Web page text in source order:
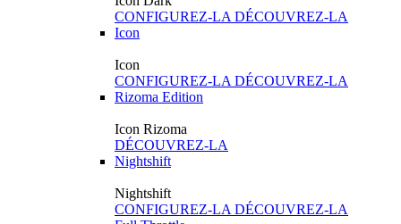
CONFIGUREZ-LA DÉCOUVREZ-LA
Icon
Icon
CONFIGUREZ-LA DÉCOUVREZ-LA
Rizoma Edition
Icon Rizoma
DÉCOUVREZ-LA
Nightshift
Nightshift
CONFIGUREZ-LA DÉCOUVREZ-LA